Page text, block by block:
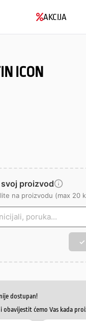
AKCIJA
ICON
proizvod
na proizvodu (max 20
✓
dostupan!
obavijestit ćemo Vas kada